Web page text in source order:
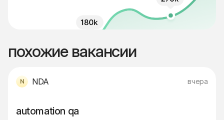
похожие вакансии
NDA вчера
automation qa